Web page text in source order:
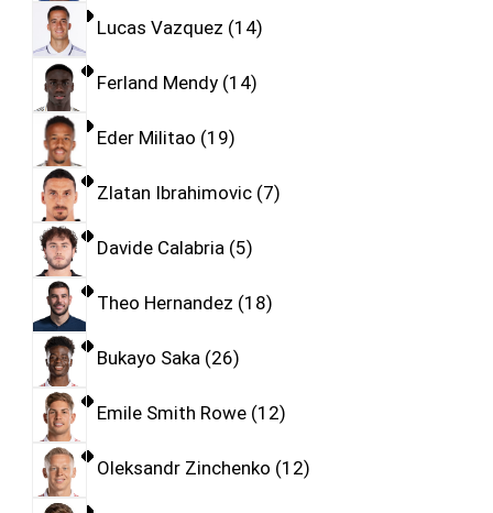
Lucas Vazquez 14
Ferland Mendy 14
Eder Militao 19
Zlatan Ibrahimovic 7
Davide Calabria 5
Theo Hernandez 18
Bukayo Saka 26
Emile Smith Rowe 12
Oleksandr Zinchenko 12